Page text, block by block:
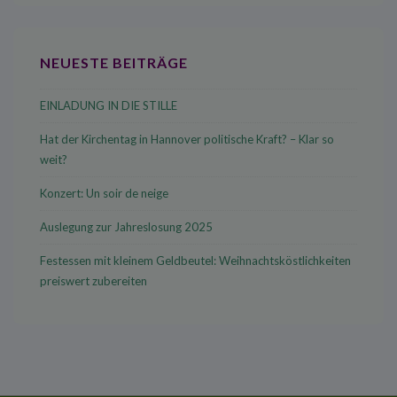
NEUESTE BEITRÄGE
EINLADUNG IN DIE STILLE
Hat der Kirchentag in Hannover politische Kraft? – Klar so
weit?
Konzert: Un soir de neige
Auslegung zur Jahreslosung 2025
Festessen mit kleinem Geldbeutel: Weihnachtsköstlichkeiten
preiswert zubereiten